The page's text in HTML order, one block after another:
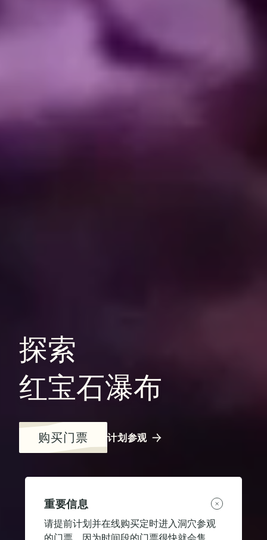
探索
红宝石瀑布
购买门票 计划参观
重要信息
请提前计划并在线购买定时进入洞穴参观
的门票，因为时间段的门票很快就会售